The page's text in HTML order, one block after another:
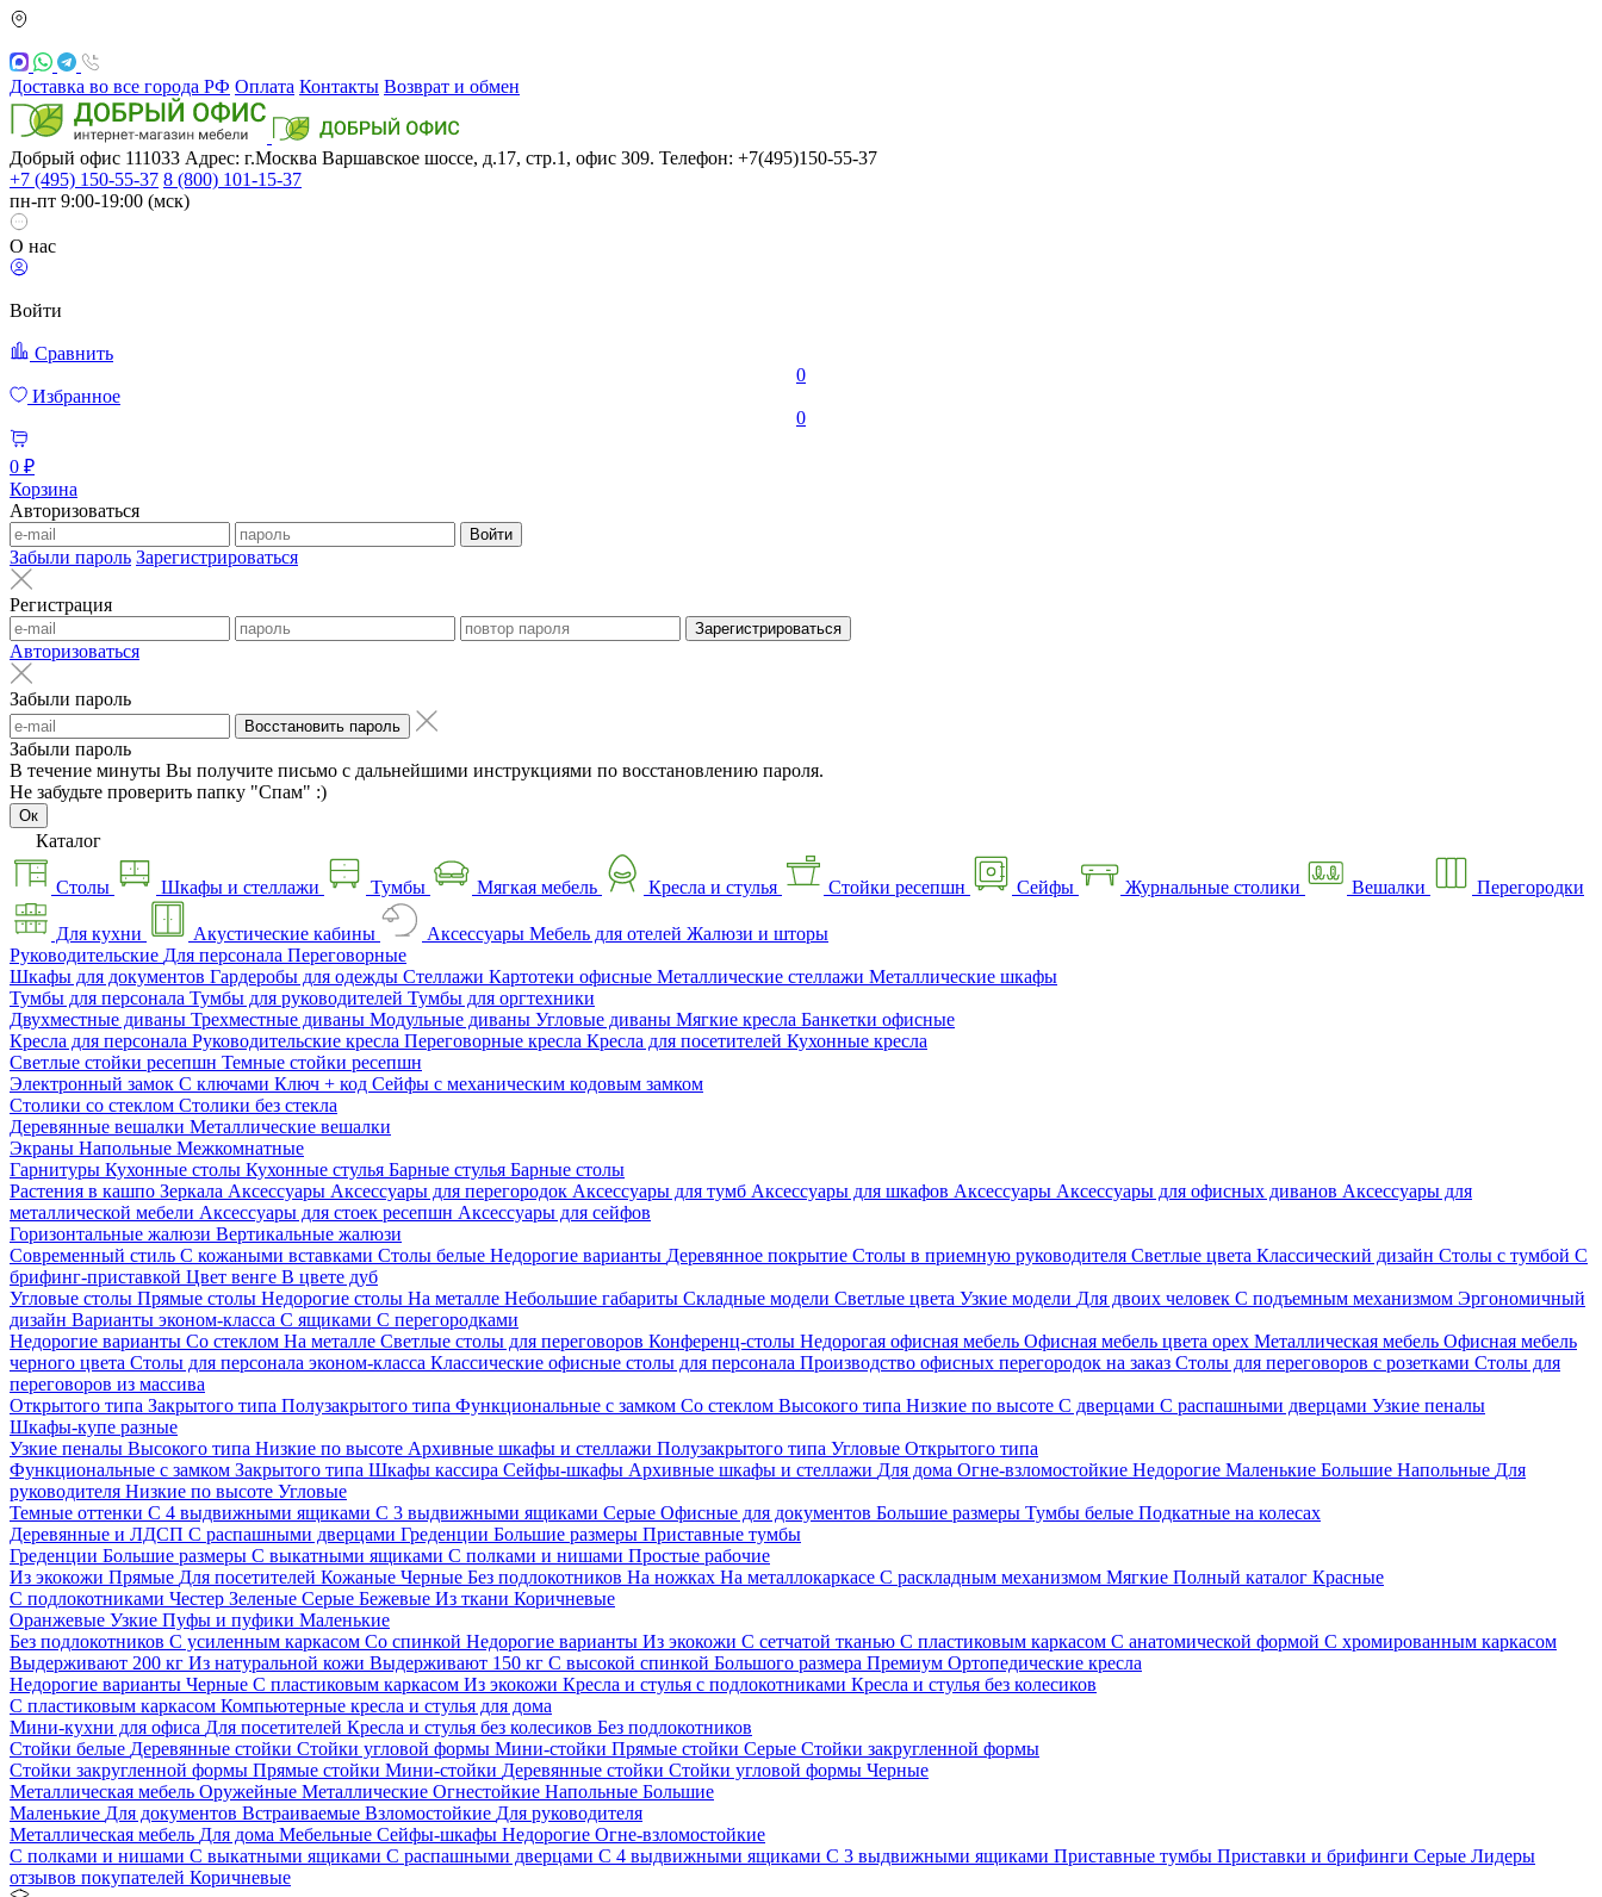
Доставка во все города РФ Оплата Контакты Возврат и обмен
Добрый офис 111033 Адрес: г.Москва Варшавское шоссе, д.17, стр.1, офис 309. Телефон: +7(495)150-55-37
+7 (495) 150-55-37 8 (800) 101-15-37
пн-пт 9:00-19:00 (мск)
О нас
Войти
Сравнить
0
Избранное
0
0 ₽
Корзина
Авторизоваться
Войти
Забыли пароль Зарегистрироваться
Регистрация
Зарегистрироваться
Авторизоваться
Забыли пароль
Восстановить пароль
Забыли пароль
В течение минуты Вы получите письмо с дальнейшими инструкциями по восстановлению пароля.
Не забудьте проверить папку "Спам" :)
Ок
Каталог
Столы Шкафы и стеллажи Тумбы Мягкая мебель Кресла и стулья Стойки ресепшн Сейфы Журнальные столики Вешалки Перегородки
Для кухни Акустические кабины Аксессуары Мебель для отелей Жалюзи и шторы
Руководительские Для персонала Переговорные
Шкафы для документов Гардеробы для одежды Стеллажи Картотеки офисные Металлические стеллажи Металлические шкафы
Тумбы для персонала Тумбы для руководителей Тумбы для оргтехники
Двухместные диваны Трехместные диваны Модульные диваны Угловые диваны Мягкие кресла Банкетки офисные
Кресла для персонала Руководительские кресла Переговорные кресла Кресла для посетителей Кухонные кресла
Светлые стойки ресепшн Темные стойки ресепшн
Электронный замок С ключами Ключ + код Сейфы с механическим кодовым замком
Столики со стеклом Столики без стекла
Деревянные вешалки Металлические вешалки
Экраны Напольные Межкомнатные
Гарнитуры Кухонные столы Кухонные стулья Барные стулья Барные столы
Растения в кашпо Зеркала Аксессуары Аксессуары для перегородок Аксессуары для тумб Аксессуары для шкафов Аксессуары Аксессуары для офисных диванов Аксессуары для
металлической мебели Аксессуары для стоек ресепшн Аксессуары для сейфов
Горизонтальные жалюзи Вертикальные жалюзи
Современный стиль С кожаными вставками Столы белые Недорогие варианты Деревянное покрытие Столы в приемную руководителя Светлые цвета Классический дизайн Столы с тумбой С
брифинг-приставкой Цвет венге В цвете дуб
Угловые столы Прямые столы Недорогие столы На металле Небольшие габариты Складные модели Светлые цвета Узкие модели Для двоих человек С подъемным механизмом Эргономичный
дизайн Варианты эконом-класса С ящиками С перегородками
Недорогие варианты Со стеклом На металле Светлые столы для переговоров Конференц-столы Недорогая офисная мебель Офисная мебель цвета орех Металлическая мебель Офисная мебель
черного цвета Столы для персонала эконом-класса Классические офисные столы для персонала Производство офисных перегородок на заказ Столы для переговоров с розетками Столы для
переговоров из массива
Открытого типа Закрытого типа Полузакрытого типа Функциональные с замком Со стеклом Высокого типа Низкие по высоте С дверцами С распашными дверцами Узкие пеналы
Шкафы-купе разные
Узкие пеналы Высокого типа Низкие по высоте Архивные шкафы и стеллажи Полузакрытого типа Угловые Открытого типа
Функциональные с замком Закрытого типа Шкафы кассира Сейфы-шкафы Архивные шкафы и стеллажи Для дома Огне-взломостойкие Недорогие Маленькие Большие Напольные Для
руководителя Низкие по высоте Угловые
Темные оттенки С 4 выдвижными ящиками С 3 выдвижными ящиками Серые Офисные для документов Большие размеры Тумбы белые Подкатные на колесах
Деревянные и ЛДСП С распашными дверцами Греденции Большие размеры Приставные тумбы
Греденции Большие размеры С выкатными ящиками С полками и нишами Простые рабочие
Из экокожи Прямые Для посетителей Кожаные Черные Без подлокотников На ножках На металлокаркасе С раскладным механизмом Мягкие Полный каталог Красные
С подлокотниками Честер Зеленые Серые Бежевые Из ткани Коричневые
Оранжевые Узкие Пуфы и пуфики Маленькие
Без подлокотников С усиленным каркасом Со спинкой Недорогие варианты Из экокожи С сетчатой тканью С пластиковым каркасом С анатомической формой С хромированным каркасом
Выдерживают 200 кг Из натуральной кожи Выдерживают 150 кг С высокой спинкой Большого размера Премиум Ортопедические кресла
Недорогие варианты Черные С пластиковым каркасом Из экокожи Кресла и стулья с подлокотниками Кресла и стулья без колесиков
С пластиковым каркасом Компьютерные кресла и стулья для дома
Мини-кухни для офиса Для посетителей Кресла и стулья без колесиков Без подлокотников
Стойки белые Деревянные стойки Стойки угловой формы Мини-стойки Прямые стойки Серые Стойки закругленной формы
Стойки закругленной формы Прямые стойки Мини-стойки Деревянные стойки Стойки угловой формы Черные
Металлическая мебель Оружейные Металлические Огнестойкие Напольные Большие
Маленькие Для документов Встраиваемые Взломостойкие Для руководителя
Металлическая мебель Для дома Мебельные Сейфы-шкафы Недорогие Огне-взломостойкие
С полками и нишами С выкатными ящиками С распашными дверцами С 4 выдвижными ящиками С 3 выдвижными ящиками Приставные тумбы Приставки и брифинги Серые Лидеры
отзывов покупателей Коричневые